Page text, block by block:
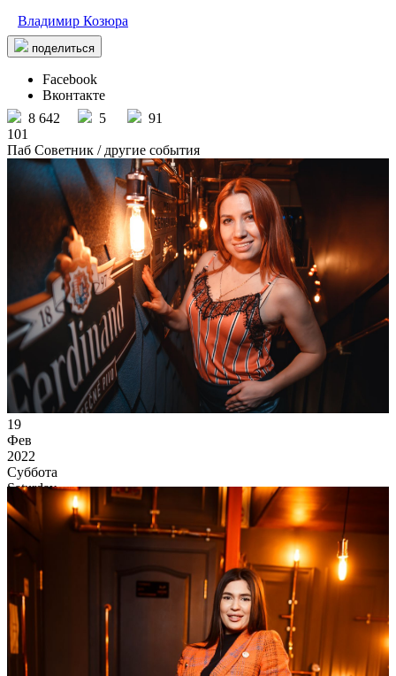
Владимир Козюра
поделиться
Facebook
Вконтакте
8 642
5
91
101
Паб Советник / другие события
19
Фев
2022
Суббота
Saturday
4 462
0 67
×
Ссылка на отбор фото